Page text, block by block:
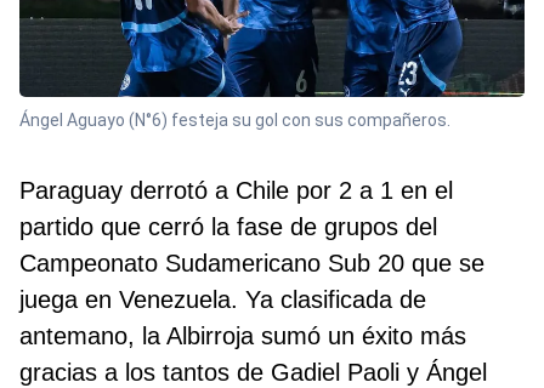
Ángel Aguayo (N°6) festeja su gol con sus compañeros.
Paraguay derrotó a Chile por 2 a 1 en el
partido que cerró la fase de grupos del
Campeonato Sudamericano Sub 20 que se
juega en Venezuela. Ya clasificada de
antemano, la Albirroja sumó un éxito más
gracias a los tantos de Gadiel Paoli y Ángel